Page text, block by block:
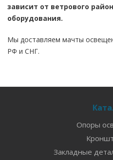
зависит от ветрового
оборудования.
Мы доставляем мачты
РФ и СНГ.
Опоры
Закладные